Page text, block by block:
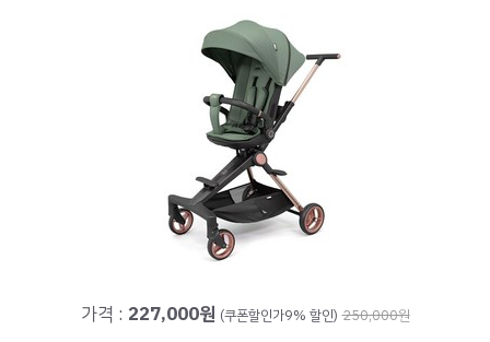
가격 : 227,000원 (쿠폰할인가9% 할인) 250,000원